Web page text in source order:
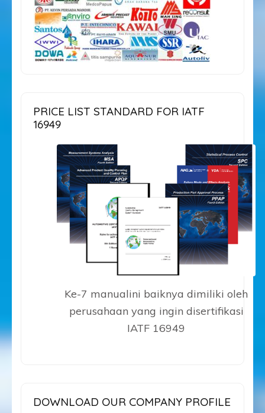
PRICE LIST STANDARD FOR IATF
16949
Ke-7 manualini baiknya dimiliki oleh
perusahaan yang ingin disertifikasi
IATF 16949
DOWNLOAD OUR COMPANY PROFILE